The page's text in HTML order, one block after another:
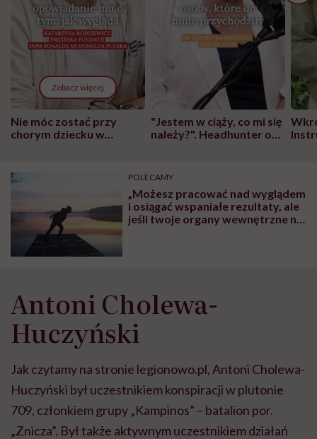
Zobacz więcej
Nie móc zostać przy
chorym dziecku w
może chyba tylko
głupota i brak
"Jestem w ciąży, co mi się
należy?". Headhunter o
pracy
POLECAMY
„Możesz pracować nad wyglądem
i osiągać wspaniałe rezultaty, ale
jeśli twoje organy wewnętrzne nie
Antoni Cholewa-
Huczyński
Jak czytamy na stronie legionowo.pl, Antoni Cholewa-
Huczyński był uczestnikiem konspiracji w plutonie
709, członkiem grupy „Kampinos” – batalion por.
„Znicza”. Był także aktywnym uczestnikiem działań